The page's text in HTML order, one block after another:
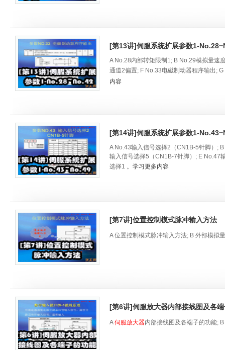
[第13讲]伺服系统扩展参数1-
A No.28内部转矩限制1; B No.29模拟量速
通道2偏置; F No.33电磁制动器程序输出;
内容
[第14讲]伺服系统扩展参数1-
A No.43输入信号选择2（CN1B-5针脚）;
输入信号选择5（CN1B-7针脚）; E No.47
选择1 。 学习更多内容
[第7讲]位置控制模式脉冲输入方法
A 位置控制模式脉冲输入方法; B 外部模拟
[第6讲]伺服放大器内部接线图及各
A伺服放大器内部接线图及各端子的功能;